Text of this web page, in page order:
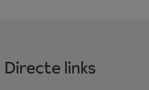
Directe links